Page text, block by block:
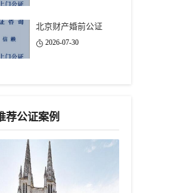
北京财产婚前公证
2026-07-30
荐公证案例